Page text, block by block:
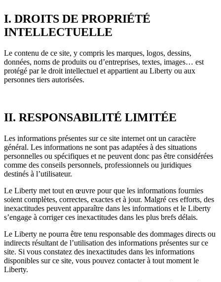
I. DROITS DE PROPRIÉTÉ
INTELLECTUELLE
Le contenu de ce site, y compris les marques, logos, dessins,
données, noms de produits ou d’entreprises, textes, images… est
protégé par le droit intellectuel et appartient au Liberty ou aux
personnes tiers autorisées.
II. RESPONSABILITÉ LIMITÉE
Les informations présentes sur ce site internet ont un caractère
général. Les informations ne sont pas adaptées à des situations
personnelles ou spécifiques et ne peuvent donc pas être considérées
comme des conseils personnels, professionnels ou juridiques
destinés à l’utilisateur.
Le Liberty met tout en œuvre pour que les informations fournies
soient complètes, correctes, exactes et à jour. Malgré ces efforts, des
inexactitudes peuvent apparaître dans les informations et le Liberty
s’engage à corriger ces inexactitudes dans les plus brefs délais.
Le Liberty ne pourra être tenu responsable des dommages directs ou
indirects résultant de l’utilisation des informations présentes sur ce
site. Si vous constatez des inexactitudes dans les informations
disponibles sur ce site, vous pouvez contacter à tout moment le
Liberty.